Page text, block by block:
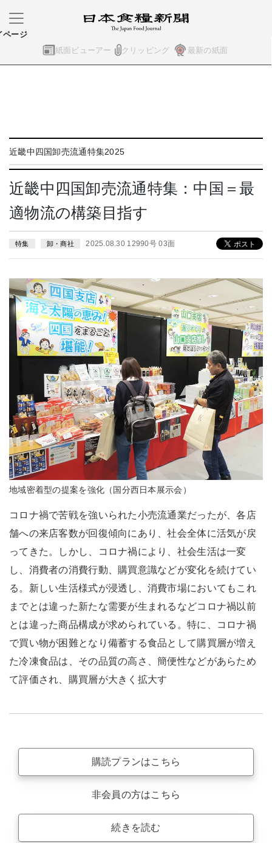
紙面ビューアー クリッピング 最新の紙面
ページ
近畿中四国卸売流通特集2025
近畿中四国卸売流通特集：中国＝最
適物流の構築目指す
特集 卸・商社 2025.08.30 12990号 03面
地域密着型の提案を強化（国分西日本展示会）
コロナ禍で苦戦を強いられた小売流通業だったが、各店
舗への来店客数が回復傾向にあり、社会全体に活気が戻
ってきた。しかし、コロナ禍により、社会生活は一変
し、消費者の消費行動、購買意識などが変化を続けてい
る。新しい生活様式が浸透し、消費市場においてもこれ
までとは違った新たな需要が生まれるなどコロナ禍以前
とは違った商品構成が求められている。特に、コロナ禍
で買い物が困難となり備蓄する食品として購買層が増え
た冷凍食品は、その品質の高さ、簡便性などがあらため
て評価され、購買層が大きく拡大す
購読プランはこちら
非会員の方はこちら
続きを読む